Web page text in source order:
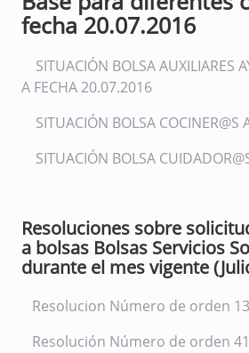
fecha 20.07.2016
SITUACIÓN BOLSA AUXILIARES
A FECHA 20.07.2016
SITUACIÓN BOLSA
SITUACIÓN BOLSA
Resoluciones sobre
a bolsas Bolsas Servicios
durante el mes vigente
Resolucion Número de orden 13
Resolución Número de orden 41